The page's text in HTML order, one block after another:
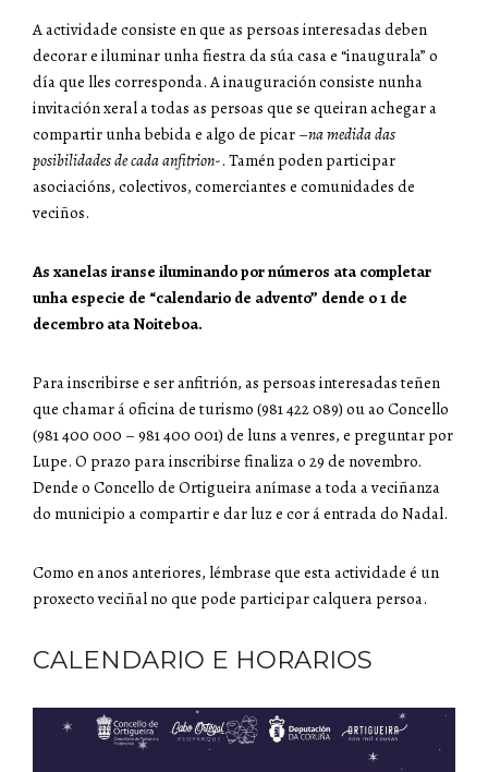
A actividade consiste en que as persoas interesadas deben
decorar e iluminar unha fiestra da súa casa e “inaugurala” o
día que lles corresponda. A inauguración consiste nunha
invitación xeral a todas as persoas que se queiran achegar a
compartir unha bebida e algo de picar –na medida das
posibilidades de cada anfitrion-. Tamén poden participar
asociacións, colectivos, comerciantes e comunidades de
veciños.
As xanelas iranse iluminando por números ata completar
unha especie de “calendario de advento” dende o 1 de
decembro ata Noiteboa.
Para inscribirse e ser anfitrión, as persoas interesadas teñen
que chamar á oficina de turismo (981 422 089) ou ao Concello
(981 400 000 – 981 400 001) de luns a venres, e preguntar por
Lupe. O prazo para inscribirse finaliza o 29 de novembro.
Dende o Concello de Ortigueira anímase a toda a veciñanza
do municipio a compartir e dar luz e cor á entrada do Nadal.
Como en anos anteriores, lémbrase que esta actividade é un
proxecto veciñal no que pode participar calquera persoa.
CALENDARIO E HORARIOS